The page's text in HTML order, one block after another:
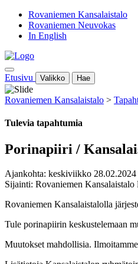
Rovaniemen Kansalaistalo
Rovaniemen Neuvokas
In English
Etusivu Valikko Hae
Rovaniemen Kansalaistalo >
Tulevia tapahtumia
Porinapiiri /
Ajankohta: keskiviikko
Sijainti: Rovaniemen
Rovaniemen Kansalaistalolla
Tule porinapiirin keskustelemaan
Muutokset mahdollisia.